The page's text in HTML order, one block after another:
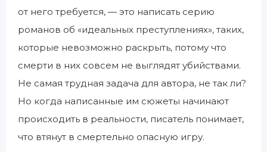
от него требуется, — это написать серию
романов об «идеальных преступлениях», таких,
которые невозможно раскрыть, потому что
смерти в них совсем не выглядят убийствами.
Не самая трудная задача для автора, не так ли?
Но когда написанные им сюжеты начинают
происходить в реальности, писатель понимает,
что втянут в смертельно опасную игру.